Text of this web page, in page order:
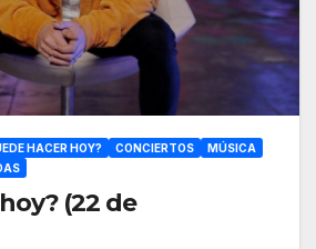
HACER HOY? CONCIERTOS
MÚSICA
(22 de